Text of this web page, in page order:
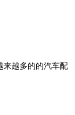
越多的的汽车配